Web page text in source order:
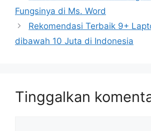
Fungsinya di Ms. Word
Rekomendasi Terbaik 9+
dibawah 10 Juta di Indonesia
Tinggalkan